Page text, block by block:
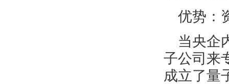
优势：
当央企
子公司来
成立了量